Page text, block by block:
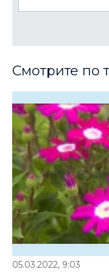
Смотрите по
05.03.2022, 9:03